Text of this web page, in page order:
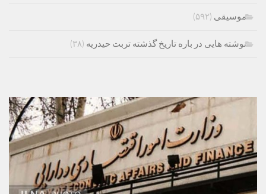
موسیقی (۵۹۲)
نوشته هایی در باره تاریخ گذشته تربت حیدریه (۳۸)